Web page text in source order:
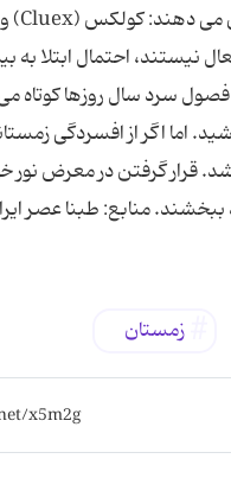
نیستند، احتمال ابتلا
سرد سال روزها کوتاه می
اما اگر از افسردگی
قرار گرفتن در معرض
منابع: طبنا عصر
زمستان